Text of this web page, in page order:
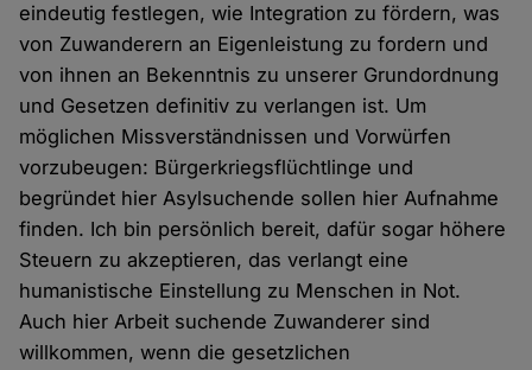
eindeutig festlegen, wie Integration zu fördern, was
von Zuwanderern an Eigenleistung zu fordern und
von ihnen an Bekenntnis zu unserer Grundordnung
und Gesetzen definitiv zu verlangen ist. Um
möglichen Missverständnissen und Vorwürfen
vorzubeugen: Bürgerkriegsflüchtlinge und
begründet hier Asylsuchende sollen hier Aufnahme
finden. Ich bin persönlich bereit, dafür sogar höhere
Steuern zu akzeptieren, das verlangt eine
humanistische Einstellung zu Menschen in Not.
Auch hier Arbeit suchende Zuwanderer sind
willkommen, wenn die gesetzlichen